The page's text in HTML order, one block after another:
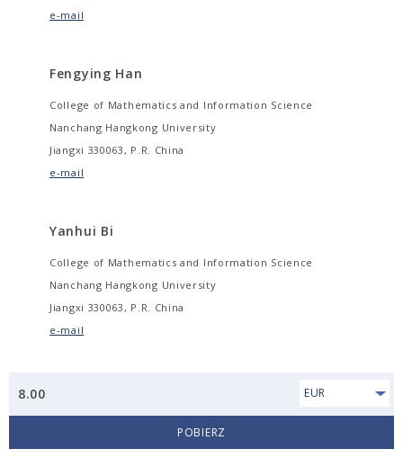
e-mail
Fengying Han
College of Mathematics and Information Science
Nanchang Hangkong University
Jiangxi 330063, P.R. China
e-mail
Yanhui Bi
College of Mathematics and Information Science
Nanchang Hangkong University
Jiangxi 330063, P.R. China
e-mail
8.00 EUR
POBIERZ